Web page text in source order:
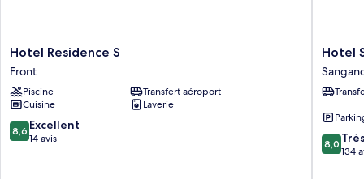
Hotel
Residence
S
Front
Hotel Residence S
Front
Piscine
Transfert aéroport
Cuisine
Laverie
8.6
sur
8,6 Excellent
14 avis
Hotel
San
Giorgio
Hotel
8.0
sur
8,0
134